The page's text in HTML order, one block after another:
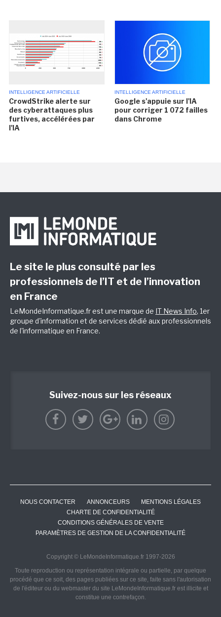
INTELLIGENCE ARTIFICIELLE
CrowdStrike alerte sur
des cyberattaques plus
furtives, accélérées par
l'IA
INTELLIGENCE ARTIFICIELLE
Google s'appuie sur l'IA
pour corriger 1 072 failles
dans Chrome
Le site le plus consulté par les
professionnels de l’IT et de l’innovation
en France
LeMondeInformatique.fr est une marque de IT News Info, 1er
groupe d'information et de services dédié aux professionnels
de l'informatique en France.
Suivez-nous sur les réseaux
NOUS CONTACTER ANNONCEURS
MENTIONS LÉGALES
CHARTE DE CONFIDENTIALITÉ
CONDITIONS GÉNÉRALES DE VENTE
PARAMÈTRES DE GESTION DE LA CONFIDENTIALITÉ
Copyright © LeMondeInformatique.fr 1997-2026
Toute reproduction ou représentation intégrale ou partielle, par quelque
procédé que ce soit, des pages publiées sur ce site, faite sans l'autorisation
de l'éditeur ou du webmaster du site LeMondeInformatique.fr est illicite et
constitue une contrefaçon.